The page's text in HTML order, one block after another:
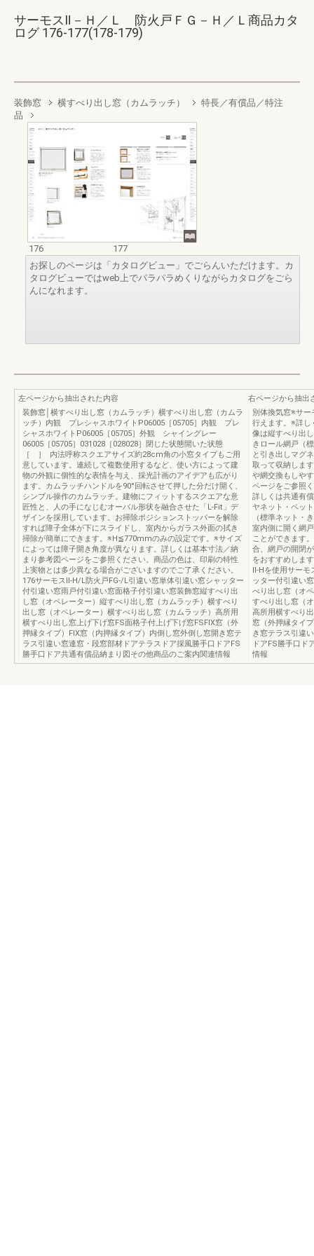
サーモスⅡ－Ｈ／Ｌ 防火戸ＦＧ－Ｈ／Ｌ商品カタ
ログ 176-177(178-179)
装飾窓 横すべり出し窓（カムラッチ）
特長／有償品／特注
品
176
177
お探しのページは「カタログビュー」でごらんいただけます。カ
タログビューではweb上でパラパラめくりながらカタログをごら
んになれます。
左ページから抽出された内容
装飾窓│横すべり出し窓（カムラッチ）横すべり出し窓（カムラ
ッチ）内観 プレシャスホワイトP06005［05705］内観 プレ
シャスホワイトP06005［05705］外観 シャイングレー
06005［05705］031028［028028］閉じた状態開いた状態
［ ］ 内法呼称スクエアサイズ約28cm角の小窓タイプもご用
意しています。連続して複数使用するなど、使い方によって建
物の外観に個性的な表情を与え、採光計画のアイデアも広がり
ます。カムラッチハンドルを90°回転させて押した分だけ開く、
シンプル操作のカムラッチ。建物にフィットするスクエアな意
匠性と、人の手になじむオーバル形状を融合させた「L-Fit」デ
ザインを採用しています。お掃除ポジションストッパーを解除
すれば障子全体が下にスライドし、室内からガラス外面の拭き
掃除が簡単にできます。※H≦770mmのみの設定です。※サイズ
によっては障子開き角度が異なります。詳しくは基本寸法／納
まり参考図ページをご参照ください。商品の色は、印刷の特性
上実物とは多少異なる場合がございますのでご了承ください。
176サーモスⅡ-H/L防火戸FG-/L引違い窓単体引違い窓シャッター
付引違い窓雨戸付引違い窓面格子付引違い窓装飾窓縦すべり出
し窓（オペレーター）縦すべり出し窓（カムラッチ）横すべり
出し窓（オペレーター）横すべり出し窓（カムラッチ）高所用
横すべり出し窓上げ下げ窓FS面格子付上げ下げ窓FSFIX窓（外
押縁タイプ）FIX窓（内押縁タイプ）内倒し窓外倒し窓開き窓テ
ラス引違い窓連窓・段窓部材ドアテラスドア採風勝手口ドアFS
勝手口ドア共通有償品納まり図その他商品のご案内関連情報
右ページから抽出
別体換気窓※サ
行えます。※詳し
像は縦すべり出
きロール網戸（
と引き出しマグ
取って収納しま
や網交換もしや
ページをご参照
詳しくは共通有
ヤネット・ペッ
（標準ネット・
室内側に開く網
ことができます
合、網戸の開閉
をおすすめしま
Ⅱ-Hを使用サー
ッター付引違い
べり出し窓（オ
すべり出し窓（
高所用横すべり
窓（外押縁タイ
き窓テラス引違
ドアFS勝手口ド
情報